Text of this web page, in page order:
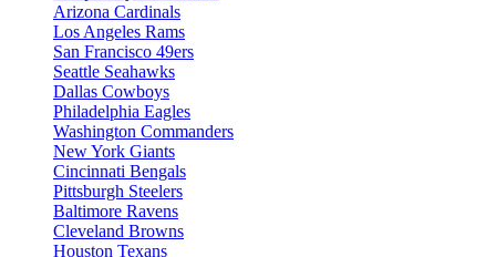
Arizona Cardinals
Los Angeles Rams
San Francisco 49ers
Seattle Seahawks
Dallas Cowboys
Philadelphia Eagles
Washington Commanders
New York Giants
Cincinnati Bengals
Pittsburgh Steelers
Baltimore Ravens
Cleveland Browns
Houston Texans